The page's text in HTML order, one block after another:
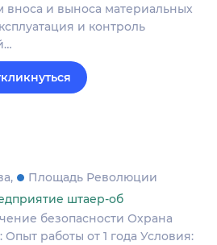
вноса и выноса материальных
и контроль
Площадь Революции
штаер-об
безопасности Охрана
работы от 1 года Условия: